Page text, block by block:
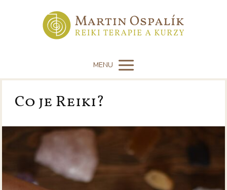
MENU
Co je Reiki?